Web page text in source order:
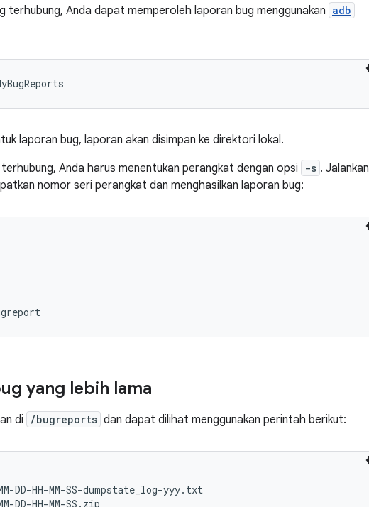
terhubung, Anda dapat memperoleh laporan bug menggunakan adb
laporan bug, laporan akan disimpan ke direktori lokal.
Anda harus menentukan perangkat dengan opsi
-s . Jalankan
nomor seri perangkat dan menghasilkan laporan bug:
yang lebih lama
di /bugreports dan dapat dilihat menggunakan perintah berikut:
DD-HH-MM-SS-dumpstate_log-yyy.txt
DD-HH-MM-SS.zip